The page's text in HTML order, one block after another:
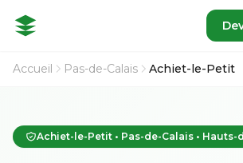
Accueil Pas-de-Calais Achiet-le-Petit
Achiet-le-Petit • Pas-de-Calais • Hauts-